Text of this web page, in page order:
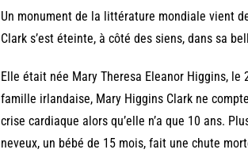
Un monument de la littérature mondiale vient
Clark s’est éteinte, à côté des siens, dans sa
Elle était née Mary Theresa Eleanor Higgins, le
famille irlandaise, Mary Higgins Clark ne
crise cardiaque alors qu’elle n’a que 10 ans.
neveux, un bébé de 15 mois, fait une chute